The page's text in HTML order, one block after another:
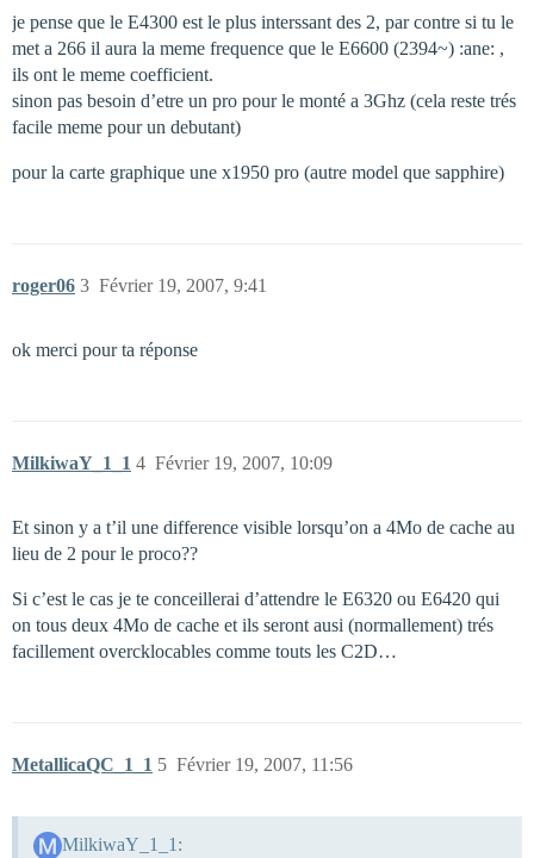
je pense que le E4300 est le plus interssant des 2, par contre si tu le
met a 266 il aura la meme frequence que le E6600 (2394~) :ane: ,
ils ont le meme coefficient.
sinon pas besoin d’etre un pro pour le monté a 3Ghz (cela reste trés
facile meme pour un debutant)
pour la carte graphique une x1950 pro (autre model que sapphire)
roger06 Février 19, 2007, 9:41
3
ok merci pour ta réponse
MilkiwaY_1_1 Février 19, 2007, 10:09
4
Et sinon y a t’il une difference visible lorsqu’on a 4Mo de cache au
lieu de 2 pour le proco??
Si c’est le cas je te conceillerai d’attendre le E6320 ou E6420 qui
on tous deux 4Mo de cache et ils seront ausi (normallement) trés
facillement overcklocables comme touts les C2D…
MetallicaQC_1_1 Février 19, 2007, 11:56
5
MilkiwaY_1_1: